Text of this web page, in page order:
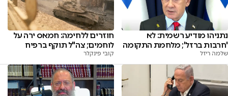
נתניהו מודיע רשמית: לא
'חרבות ברזל'; מלחמת התקומה
שלמה ריזל
חוזרים ללחימה: חמאס ירה על
לוחמים; צה"ל תוקף ברפיח
קובי פינקלר